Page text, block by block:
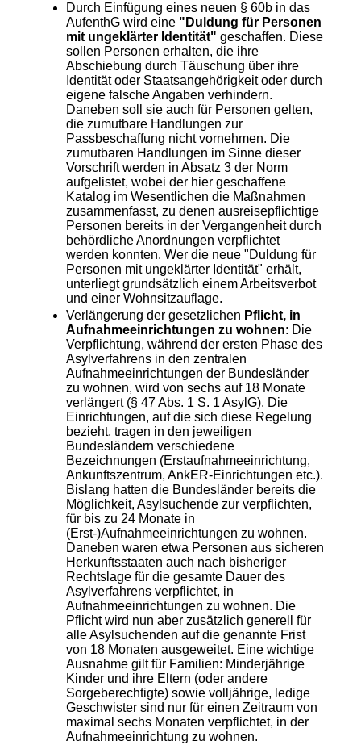
Durch Einfügung eines neuen § 60b in das
AufenthG wird eine "Duldung für Personen
mit ungeklärter Identität" geschaffen. Diese
sollen Personen erhalten, die ihre
Abschiebung durch Täuschung über ihre
Identität oder Staatsangehörigkeit oder durch
eigene falsche Angaben verhindern.
Daneben soll sie auch für Personen gelten,
die zumutbare Handlungen zur
Passbeschaffung nicht vornehmen. Die
zumutbaren Handlungen im Sinne dieser
Vorschrift werden in Absatz 3 der Norm
aufgelistet, wobei der hier geschaffene
Katalog im Wesentlichen die Maßnahmen
zusammenfasst, zu denen ausreisepflichtige
Personen bereits in der Vergangenheit durch
behördliche Anordnungen verpflichtet
werden konnten. Wer die neue "Duldung für
Personen mit ungeklärter Identität" erhält,
unterliegt grundsätzlich einem Arbeitsverbot
und einer Wohnsitzauflage.
Verlängerung der gesetzlichen Pflicht, in
Aufnahmeeinrichtungen zu wohnen: Die
Verpflichtung, während der ersten Phase des
Asylverfahrens in den zentralen
Aufnahmeeinrichtungen der Bundesländer
zu wohnen, wird von sechs auf 18 Monate
verlängert (§ 47 Abs. 1 S. 1 AsylG). Die
Einrichtungen, auf die sich diese Regelung
bezieht, tragen in den jeweiligen
Bundesländern verschiedene
Bezeichnungen (Erstaufnahmeeinrichtung,
Ankunftszentrum, AnkER-Einrichtungen etc.).
Bislang hatten die Bundesländer bereits die
Möglichkeit, Asylsuchende zur verpflichten,
für bis zu 24 Monate in
(Erst-)Aufnahmeeinrichtungen zu wohnen.
Daneben waren etwa Personen aus sicheren
Herkunftsstaaten auch nach bisheriger
Rechtslage für die gesamte Dauer des
Asylverfahrens verpflichtet, in
Aufnahmeeinrichtungen zu wohnen. Die
Pflicht wird nun aber zusätzlich generell für
alle Asylsuchenden auf die genannte Frist
von 18 Monaten ausgeweitet. Eine wichtige
Ausnahme gilt für Familien: Minderjährige
Kinder und ihre Eltern (oder andere
Sorgeberechtigte) sowie volljährige, ledige
Geschwister sind nur für einen Zeitraum von
maximal sechs Monaten verpflichtet, in der
Aufnahmeeinrichtung zu wohnen.